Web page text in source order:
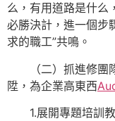
么，有用道路是什么
必勝決計，進一個步
求的職工”共鳴。
（二）抓進修團
陞，為企業高東西
1.展開專題培訓